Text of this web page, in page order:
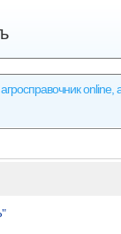
агросправочник